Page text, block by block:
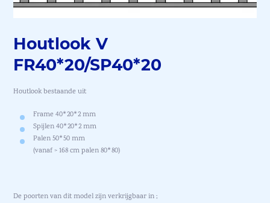
Houtlook V
FR40*20/SP40*20
Houtlook bestaande uit
Frame 40*20*2 mm
Spijlen 40*20*2 mm
Palen 50*50 mm
(vanaf > 168 cm palen 80*80)
De poorten van dit model zijn verkrijgbaar in ;